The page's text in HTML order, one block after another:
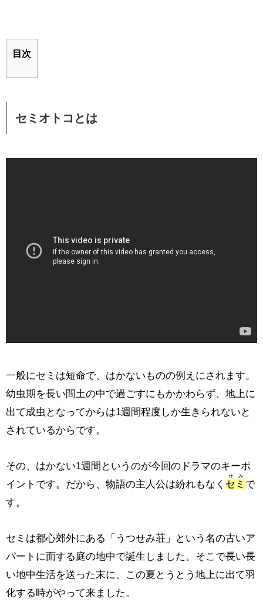
目次
セミオトコとは
一般にセミは短命で、はかないものの例えにされます。
幼虫期を長い間土の中で過ごすにもかかわらず、地上に
出て成虫となってからは1週間程度しか生きられないと
されているからです。
その、はかない1週間というのが今回のドラマのキーポ
イントです。だから、物語の主人公は紛れもなく セミ
せみ
で
す。
セミは都心郊外にある「うつせみ荘」という名の古いア
パートに面する庭の地中で誕生しました。そこで長い長
い地中生活を送った末に、この夏とうとう地上に出て羽
化する時がやって来ました。